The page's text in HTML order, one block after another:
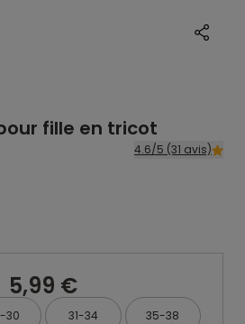
fille en tricot
4.6/5 (31 avis)
5,99 €
30 31-34
35-38